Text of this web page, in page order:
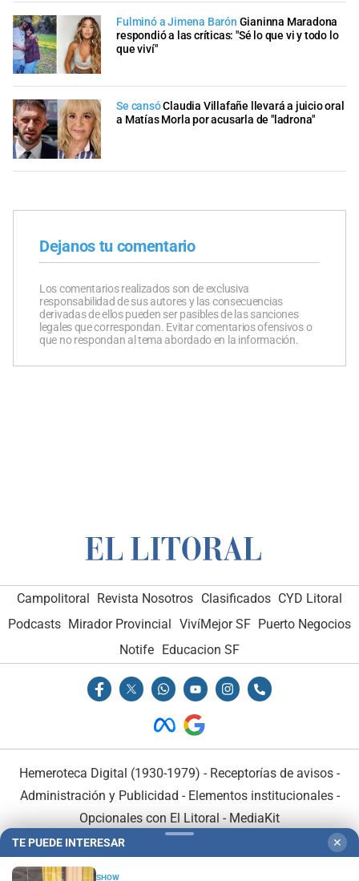
Fulminó a Jimena Barón Gianinna Maradona
respondió a las críticas: "Sé lo que vi y todo lo
que viví"
Se cansóClaudia Villafañe llevará a juicio oral
a Matías Morla por acusarla de "ladrona"
Dejanos tu comentario
Los comentarios realizados son de exclusiva
responsabilidad de sus autores y las consecuencias
derivadas de ellos pueden ser pasibles de las sanciones
legales que correspondan. Evitar comentarios ofensivos o
que no respondan al tema abordado en la información.
Campolitoral Revista Nosotros Clasificados CYD Litoral
Podcasts Mirador Provincial VivíMejor SF Puerto Negocios
Notife
Educacion SF
Hemeroteca Digital (1930-1979) - Receptorías de avisos -
Administración y Publicidad - Elementos institucionales-
Opcionales con El Litoral - MediaKit
TE PUEDE INTERESAR ✕
SHOW